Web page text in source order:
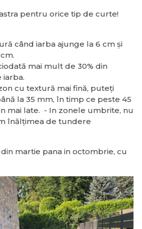
pentru orice tip de curte!
când iarba ajunge la 6 cm și
mai mult de 30% din
cu textură mai fină, puteți
la 35 mm, în timp ce peste 45
mai late. - In zonele umbrite, nu
înălțimea de tundere
martie pana in octombrie, cu